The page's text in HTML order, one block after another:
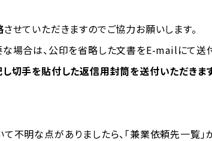
させていただきますのでご協力お願いします。
は、公印を省略した文書をE-mailにて送付
切手を貼付した返信用封筒を送付いただきます
な点がありましたら、「兼業依頼先一覧」か